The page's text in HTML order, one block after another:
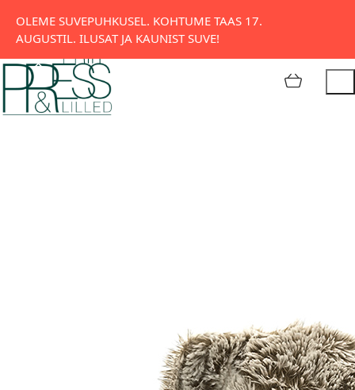
OLEME SUVEPUHKUSEL. KOHTUME TAAS 17.
AUGUSTIL. ILUSAT JA KAUNIST SUVE!